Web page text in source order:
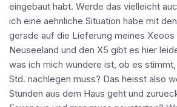
eingebaut habt. Werde das vielleicht
ich eine aehnliche Situation habe mit
gerade auf die Lieferung meines Xeoos
Neuseeland und den X5 gibt es hier
was ich mich wundere ist, ob es stimmt,
Std. nachlegen muss? Das heisst also
Stunden aus dem Haus geht und